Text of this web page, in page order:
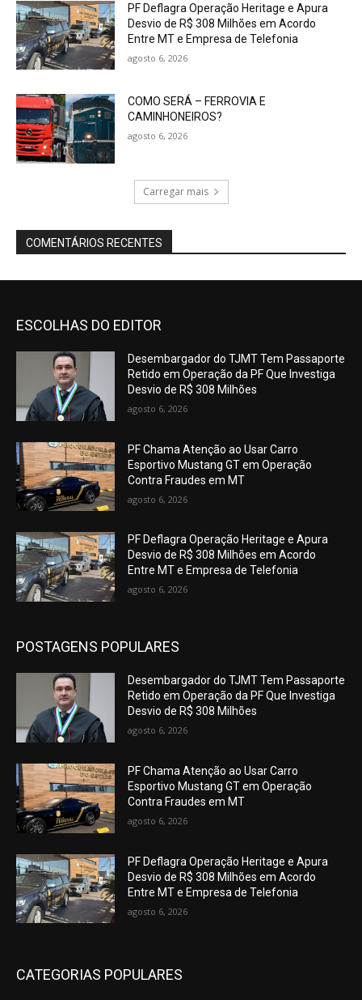
PF Deflagra Operação Heritage e Apura
Desvio de R$ 308 Milhões em Acordo
Entre MT e Empresa de Telefonia
agosto 6, 2026
COMO SERÁ – FERROVIA E
CAMINHONEIROS?
agosto 6, 2026
Carregar mais
COMENTÁRIOS RECENTES
ESCOLHAS DO EDITOR
Desembargador do TJMT Tem Passaporte
Retido em Operação da PF Que Investiga
Desvio de R$ 308 Milhões
agosto 6, 2026
PF Chama Atenção ao Usar Carro
Esportivo Mustang GT em Operação
Contra Fraudes em MT
agosto 6, 2026
PF Deflagra Operação Heritage e Apura
Desvio de R$ 308 Milhões em Acordo
Entre MT e Empresa de Telefonia
agosto 6, 2026
POSTAGENS POPULARES
Desembargador do TJMT Tem Passaporte
Retido em Operação da PF Que Investiga
Desvio de R$ 308 Milhões
agosto 6, 2026
PF Chama Atenção ao Usar Carro
Esportivo Mustang GT em Operação
Contra Fraudes em MT
agosto 6, 2026
PF Deflagra Operação Heritage e Apura
Desvio de R$ 308 Milhões em Acordo
Entre MT e Empresa de Telefonia
agosto 6, 2026
CATEGORIAS POPULARES